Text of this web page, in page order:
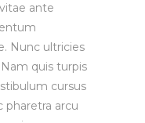
ante
Nunc ultricies
quis turpis
cursus
pharetra arcu